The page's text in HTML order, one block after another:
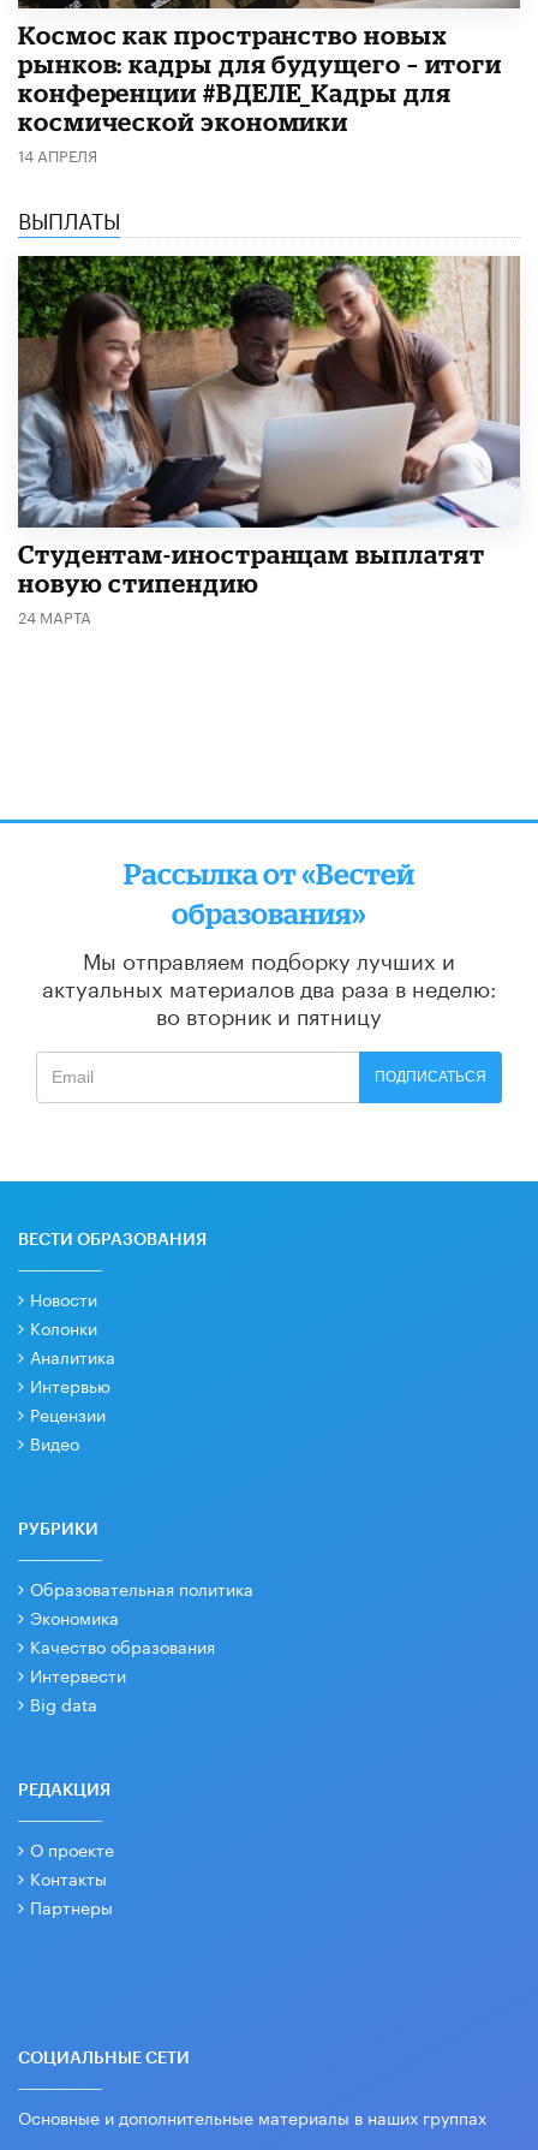
Космос как пространство новых
рынков: кадры для будущего – итоги
конференции #ВДЕЛЕ_Кадры для
космической экономики
14 АПРЕЛЯ
ВЫПЛАТЫ
Студентам-иностранцам выплатят
новую стипендию
24 МАРТА
Рассылка от «Вестей
образования»
Мы отправляем подборку лучших и
актуальных материалов два раза в неделю:
во вторник и пятницу
ПОДПИСАТЬСЯ
ВЕСТИ ОБРАЗОВАНИЯ
Новости
Колонки
Аналитика
Интервью
Рецензии
Видео
РУБРИКИ
Образовательная политика
Экономика
Качество образования
Интервести
Big data
РЕДАКЦИЯ
О проекте
Контакты
Партнеры
СОЦИАЛЬНЫЕ СЕТИ
Основные и дополнительные материалы в наших группах